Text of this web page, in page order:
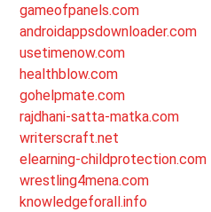
gameofpanels.com
androidappsdownloader.com
usetimenow.com
healthblow.com
gohelpmate.com
rajdhani-satta-matka.com
writerscraft.net
elearning-childprotection.com
wrestling4mena.com
knowledgeforall.info